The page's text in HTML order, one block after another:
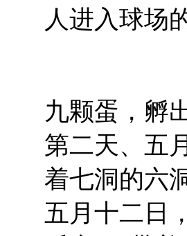
人进入球场
九颗蛋，孵
第二天、五
着七洞的六
五月十二日